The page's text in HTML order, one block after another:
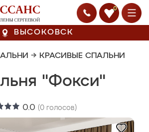
0
ВЫСОКОВСК
→ КРАСИВЫЕ СПАЛЬНИ
"Фокси"
0.0 (0 голосов)